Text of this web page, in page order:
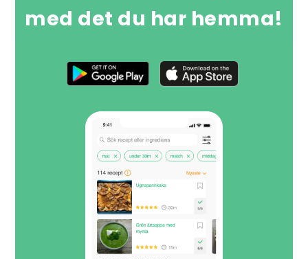
med det du har hemma!